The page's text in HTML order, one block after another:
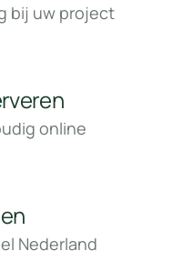
bij uw project
online
Nederland